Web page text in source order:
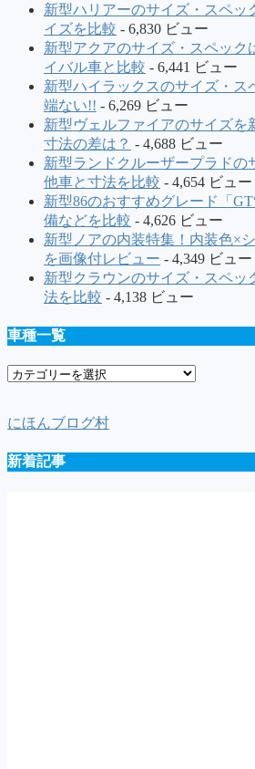
新型ハリアーのサイズ・スペッ
イズを比較 - 6,830 ビュー
新型アクアのサイズ・スペック
イバル車と比較 - 6,441 ビュー
新型ハイラックスのサイズ・ス
端ない!! - 6,269 ビュー
新型ヴェルファイアのサイズを
寸法の差は？ - 4,688 ビュー
新型ランドクルーザープラドの
他車と寸法を比較 - 4,654 ビュー
新型86のおすすめグレード「
備などを比較 - 4,626 ビュー
新型ノアの内装特集！内装色×
を画像付レビュー - 4,349 ビュー
新型クラウンのサイズ・スペッ
法を比較 - 4,138 ビュー
車種一覧
車
覧
にほんブログ村
新着記事